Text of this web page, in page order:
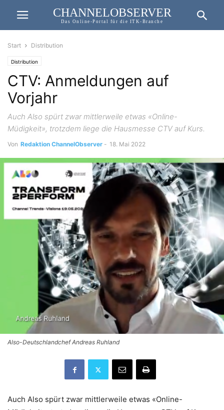
CHANNELOBSERVER
Das Online-Portal für die ITK-Branche
Start Distribution
Distribution
CTV: Anmeldungen auf
Vorjahr
Auch Also spürt zwar mittlerweile etwas «Online-
Müdigkeit», trotzdem liege die Hausmesse CTV auf Kurs.
Von Redaktion ChannelObserver - 18. Mai 2022
Also-Deutschlandchef Andreas Ruhland
Auch Also spürt zwar mittlerweile etwas «Online-